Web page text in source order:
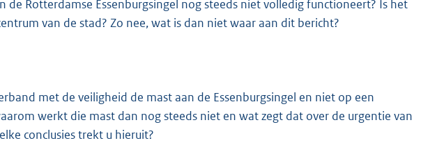
:
3
de Rotterdamse Essenburgsingel nog steeds niet volledig functioneert? Is het
van de stad? Zo nee, wat is dan niet waar aan dit bericht?
met de veiligheid de mast aan de Essenburgsingel en niet op een
werkt die mast dan nog steeds niet en wat zegt dat over de urgentie van
conclusies trekt u hieruit?